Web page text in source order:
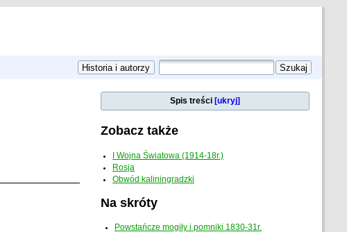
Spis treści [ukryj]
Zobacz także
I Wojna Światowa (1914-18r.)
Rosja
Obwód kaliningradzki
Na skróty
Powstańcze mogiły i pomniki 1830-31r.